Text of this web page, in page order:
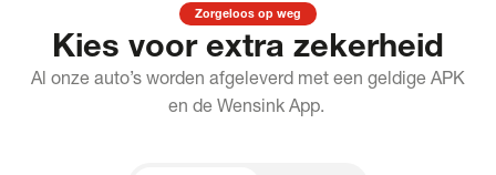
Zorgeloos op weg
Kies voor extra zekerheid
Al onze auto’s worden afgeleverd met een geldige APK
en de Wensink App.